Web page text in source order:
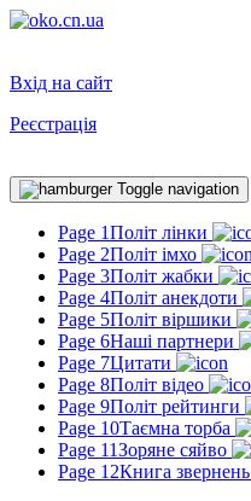
Вхід на сайт
Реєстрація
Toggle navigation
Page 1Політ лінки
Page 2Політ імхо
Page 3Політ жабки
Page 4Політ анекдоти
Page 5Політ віршики
Page 6Наші партнери
Page 7Цитати
Page 8Політ відео
Page 9Політ рейтинги
Page 10Таємна торба
Page 11Зоряне сяйво
Page 12Книга звернень